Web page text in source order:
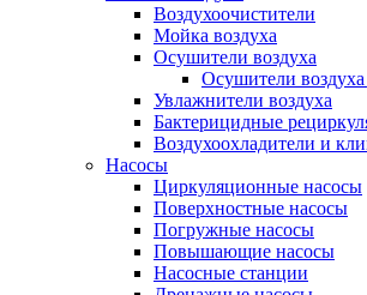
Воздухоочистители
Мойка воздуха
Осушители воздуха
Осушители воздуха
Увлажнители воздуха
Бактерицидные
Воздухоохладители и
Насосы
Циркуляционные насосы
Поверхностные насосы
Погружные насосы
Повышающие насосы
Насосные станции